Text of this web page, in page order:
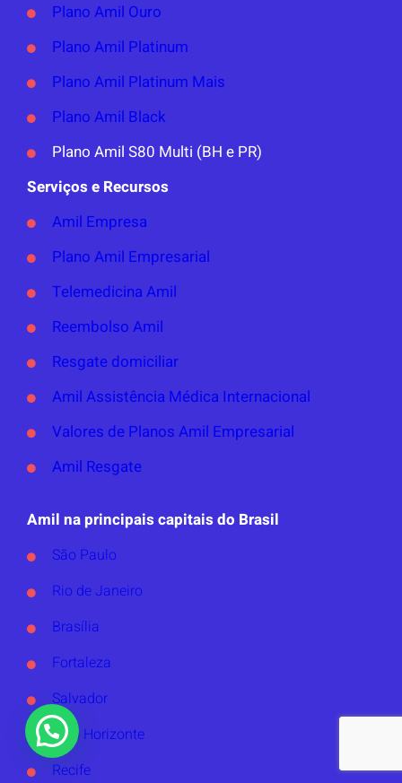
Plano Amil Ouro
Plano Amil Platinum
Plano Amil Platinum Mais
Plano Amil Black
Plano Amil S80 Multi (BH e PR)
Serviços e Recursos
Amil Empresa
Plano Amil Empresarial
Telemedicina Amil
Reembolso Amil
Resgate domiciliar
Amil Assistência Médica Internacional
Valores de Planos Amil Empresarial
Amil Resgate
Amil na principais capitais do Brasil
São Paulo
Rio de Janeiro
Brasília
Fortaleza
Salvador
Belo Horizonte
Recife